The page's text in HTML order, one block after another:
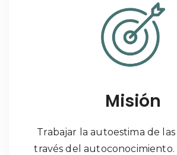
Misión
Trabajar la autoestima de las
través del autoconocimiento.